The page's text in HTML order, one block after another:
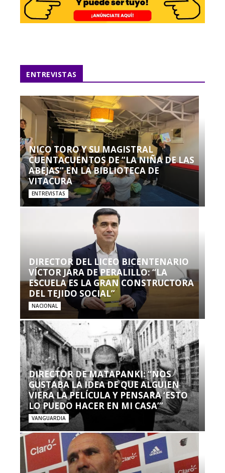
ENTREVISTAS
NICO TORO Y SU MAGISTRAL
CUENTACUENTOS DE “LA NIÑA DE LAS
ABEJAS” EN LA BIBLIOTECA DE
VITACURA
ENTREVISTAS
DIRECTOR DEL LICEO BICENTENARIO
VÍCTOR JARA DE PERALILLO: “LA
ESCUELA ES LA GRAN CONSTRUCTORA
DEL TEJIDO SOCIAL”
NACIONAL
DIRECTOR DE MATAPANKI: “NOS
GUSTABA LA IDEA DE QUE ALGUIEN
VIERA LA PELÍCULA Y PENSARA ‘ESTO
LO PUEDO HACER EN MI CASA’”
VANGUARDIA